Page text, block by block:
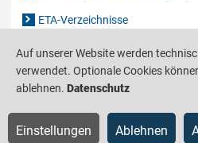
ETA-Verzeichnisse
Gutachten-Verzeichnis
Barrierefreiheit Datenschutz
Auf unserer Website werden
verwendet. Optionale Cookies
ablehnen. Datenschutz
Einstellungen Ablehnen